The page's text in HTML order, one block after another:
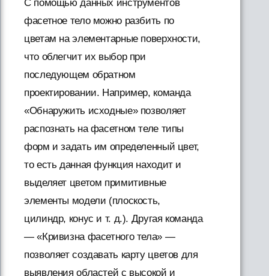
С помощью данных инструментов
фасетное тело можно разбить по
цветам на элементарные поверхности,
что облегчит их выбор при
последующем обратном
проектировании. Например, команда
«Обнаружить исходные» позволяет
распознать на фасетном теле типы
форм и задать им определенный цвет,
то есть данная функция находит и
выделяет цветом примитивные
элементы модели (плоскость,
цилиндр, конус и т. д.). Другая команда
— «Кривизна фасетного тела» —
позволяет создавать карту цветов для
выявления областей с высокой и